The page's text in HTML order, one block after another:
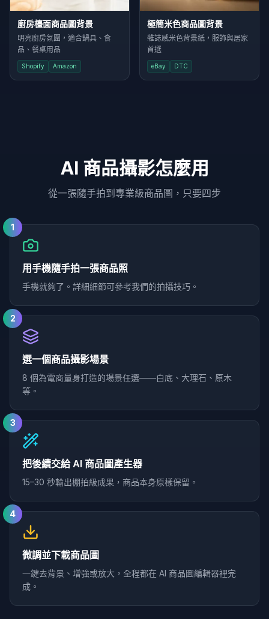
廚房檯面商品圖背景
明亮廚房氛圍，適合鍋具、食
品、餐桌用品
Shopify Amazon
極簡米色商品圖背景
雜誌感米色背景紙，服飾與居家
首選
eBay DTC
AI 商品攝影怎麼用
從一張隨手拍到專業級商品圖，只要四步
1
用手機隨手拍一張商品照
手機就夠了。詳細細節可參考我們的拍攝技巧。
2
選一個商品攝影場景
8 個為電商量身打造的場景任選——白底、大理石、原木
等。
3
把後續交給 AI 商品圖產生器
15–30 秒輸出棚拍級成果，商品本身原樣保留。
4
微調並下載商品圖
一鍵去背景、增強或放大，全程都在 AI 商品圖編輯器裡完
成。